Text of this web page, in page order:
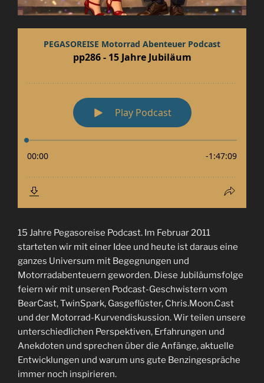
15 Jahre Pegasoreise Podcast. Im Februar 2011
starteten wir mit einer Idee und heute ist daraus eine
ganzes Universum mit Begegnungen und
Motorradabenteuern geworden. Diese Jubiläumsfolge
feiern wir mit unseren Podcast-Geschwistern vom
BearCast, TwinSpark, Gasgeflüster, Chris.Moon.Cast
und der Motorrad-Kurvendiskussion. Wir teilen unsere
unterschiedlichen Perspektiven, Erfahrungen und
Anekdoten und sprechen über die Anfänge, aktuelle
Entwicklungen und warum uns gute Benzingespräche
immer noch inspirieren.